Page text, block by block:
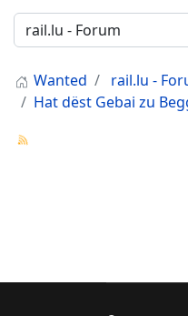
Wanted rail.lu -
Hat dëst Gebai zu